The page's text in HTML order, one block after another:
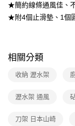
★簡約線條通風佳、
★附4個止滑墊、1個
相關分類
收納 瀝水架
瀝水架 通風
刀架 日本山崎